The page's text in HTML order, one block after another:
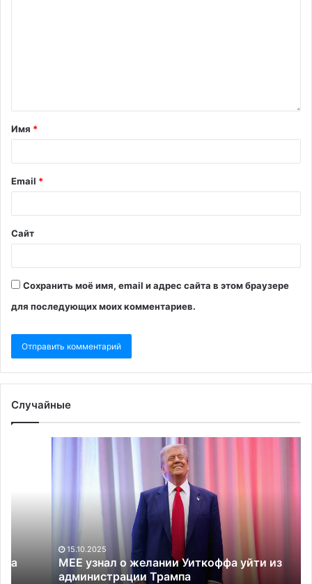
Имя *
Email *
Сайт
Сохранить моё имя, email и адрес сайта в этом браузере
для последующих моих комментариев.
Случайные
администрации
Трампа
15.10.2025
MEE узнал о желании Уиткоффа уйти из
администрации Трампа